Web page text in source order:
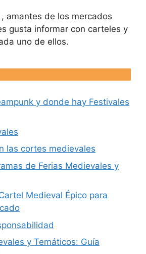
amantes de los mercados
gusta informar con carteles y
uno de ellos.
y donde hay Festivales
las cortes medievales
de Ferias Medievales y
Medieval Épico para
y Temáticos: Guía